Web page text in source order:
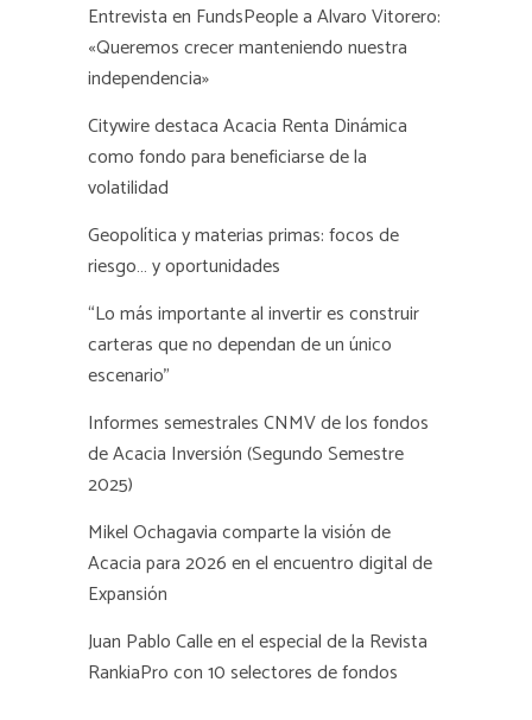
Entrevista en FundsPeople a Alvaro Vitorero:
«Queremos crecer manteniendo nuestra
independencia»
Citywire destaca Acacia Renta Dinámica
como fondo para beneficiarse de la
volatilidad
Geopolítica y materias primas: focos de
riesgo… y oportunidades
“Lo más importante al invertir es construir
carteras que no dependan de un único
escenario”
Informes semestrales CNMV de los fondos
de Acacia Inversión (Segundo Semestre
2025)
Mikel Ochagavia comparte la visión de
Acacia para 2026 en el encuentro digital de
Expansión
Juan Pablo Calle en el especial de la Revista
RankiaPro con 10 selectores de fondos